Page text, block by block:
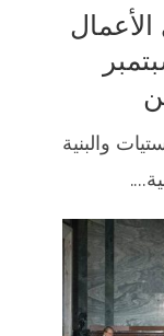
والبنية